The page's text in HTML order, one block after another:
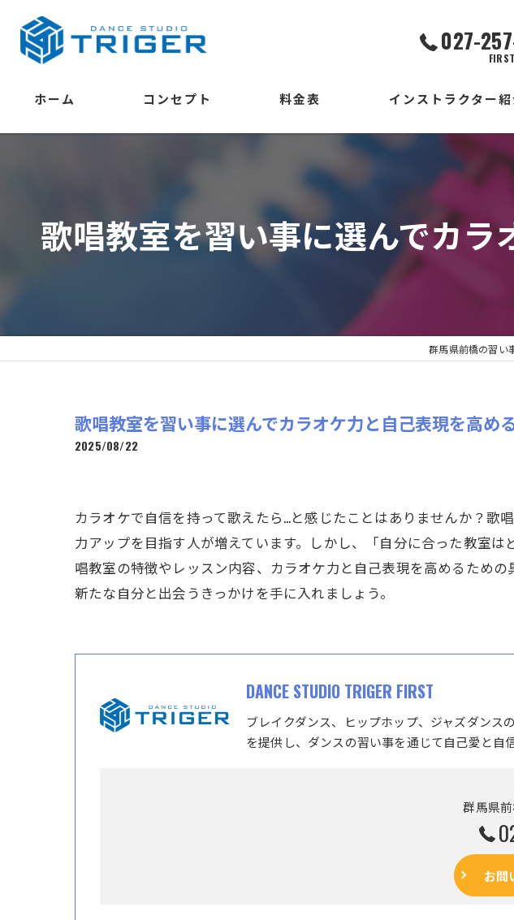
027-
FIRST
ホーム コンセプト 料金表 インストラクター
歌唱教室を習い事に選んでカ
群馬県前橋の習い事
歌唱教室を習い事に選んでカラオケ力と自己表現を高め
2025/08/22
カラオケで自信を持って歌えたら…と感じたことはありませんか？
力アップを目指す人が増えています。しかし、「自分に合った教室
唱教室の特徴やレッスン内容、カラオケ力と自己表現を高めるため
新たな自分と出会うきっかけを手に入れましょう。
DANCE STUDIO TRIGER FIRST
ブレイクダンス、ヒップホップ、ジャズダン
を提供し、ダンスの習い事を通じて自己愛と自
群馬県
お問